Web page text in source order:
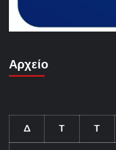
Αρχείο
Δ Τ Τ